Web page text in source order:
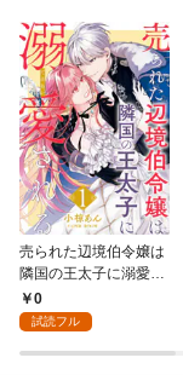
売られた辺境伯令嬢は
隣国の王太子に溺愛さ
れる 1
0
試読フル